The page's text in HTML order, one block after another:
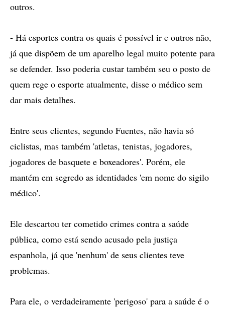
outros.
- Há esportes contra os quais é possível ir e outros não,
já que dispõem de um aparelho legal muito potente para
se defender. Isso poderia custar também seu o posto de
quem rege o esporte atualmente, disse o médico sem
dar mais detalhes.
Entre seus clientes, segundo Fuentes, não havia só
ciclistas, mas também 'atletas, tenistas, jogadores,
jogadores de basquete e boxeadores'. Porém, ele
mantém em segredo as identidades 'em nome do sigilo
médico'.
Ele descartou ter cometido crimes contra a saúde
pública, como está sendo acusado pela justiça
espanhola, já que 'nenhum' de seus clientes teve
problemas.
Para ele, o verdadeiramente 'perigoso' para a saúde é o